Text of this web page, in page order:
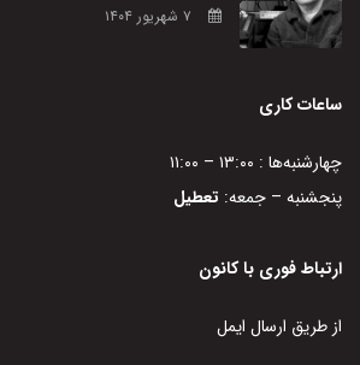
ساعات کاری
چهارشنبه‌ها : ۱۳:۰۰ – ۱۱:۰۰
پنجشنبه – جمعه: تعطیل
ارتباط فوری با کانون
از طریق ارسال ایمل